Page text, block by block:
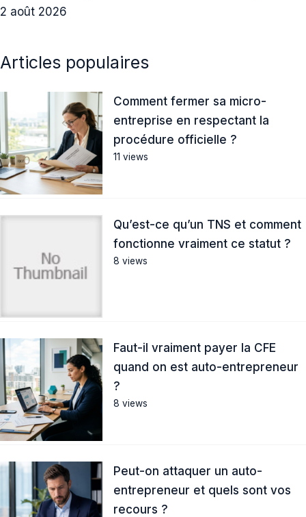
2 août 2026
Articles populaires
Comment fermer sa micro-
entreprise en respectant la
procédure officielle ?
11 views
Qu’est-ce qu’un TNS et comment
fonctionne vraiment ce statut ?
8 views
Faut-il vraiment payer la CFE
quand on est auto-entrepreneur
?
8 views
Peut-on attaquer un auto-
entrepreneur et quels sont vos
recours ?